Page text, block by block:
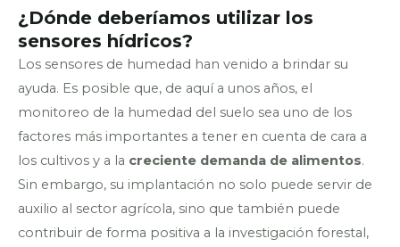
¿Dónde deberíamos utilizar los
sensores hídricos?
Los sensores de humedad han venido a brindar su
ayuda. Es posible que, de aquí a unos años, el
monitoreo de la humedad del suelo sea uno de los
factores más importantes a tener en cuenta de cara a
los cultivos y a la creciente demanda de alimentos.
Sin embargo, su implantación no solo puede servir de
auxilio al sector agrícola, sino que también puede
contribuir de forma positiva a la investigación forestal,